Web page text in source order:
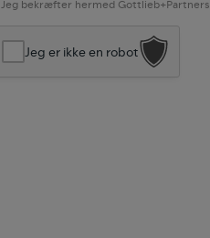
Jeg bekræfter hermed Gottlieb+Partners
Jeg er ikke en robot